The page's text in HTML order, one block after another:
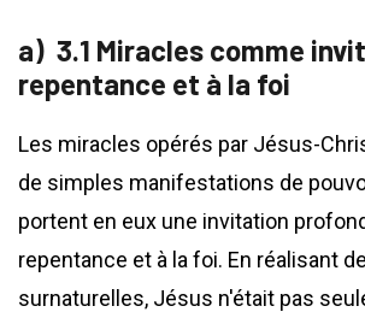
3.1 Miracles comme
repentance et à la foi
Les miracles opérés par Jésus-
de simples manifestations de
portent en eux une invitation
repentance et à la foi. En réalisant
surnaturelles, Jésus n'était pas